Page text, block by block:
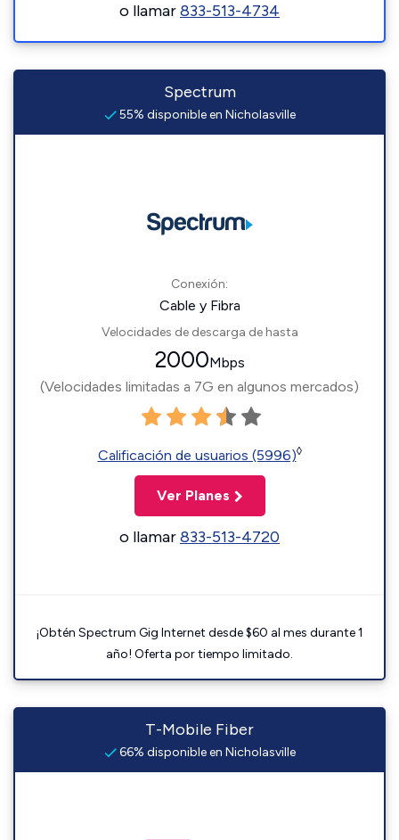
o llamar833-513-4734
Spectrum
55% disponible en Nicholasville
Conexión:
Cable y Fibra
Velocidades de descarga de hasta
2000Mbps
(Velocidades limitadas a 7G en algunos mercados)
Calificación de usuarios (5996)◊
Ver Planes
o llamar833-513-4720
¡Obtén Spectrum Gig Internet desde $60 al mes durante 1
año! Oferta por tiempo limitado.
T-Mobile Fiber
66% disponible en Nicholasville